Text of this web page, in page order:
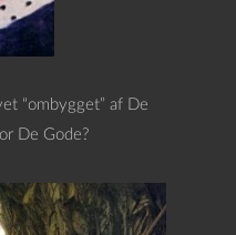
“ombygget” af De
De Gode?